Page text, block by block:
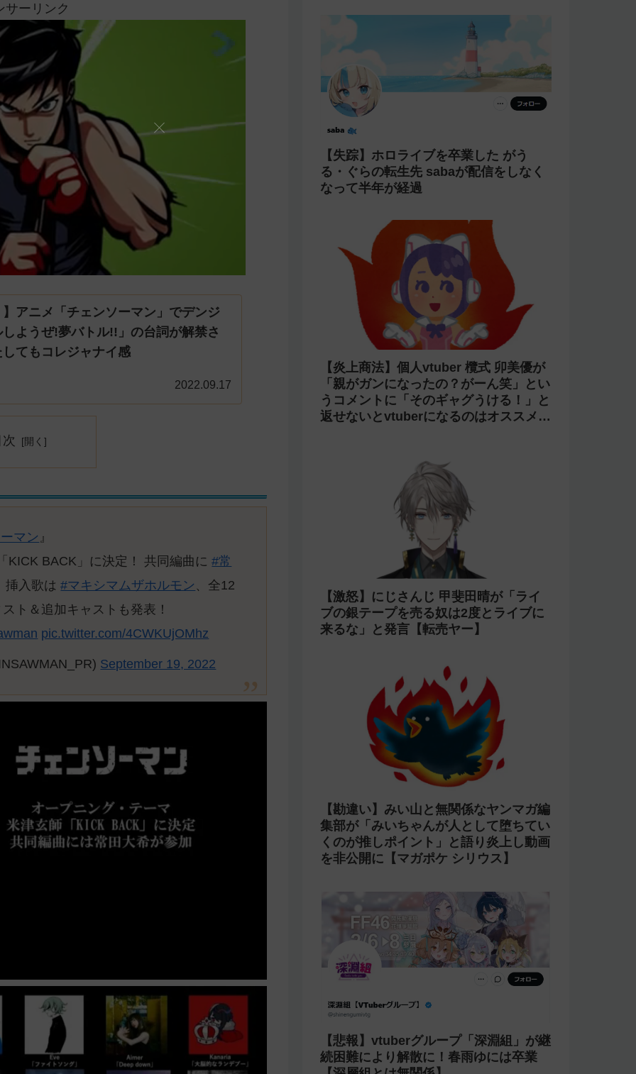
サーリンク
アニメ「チェンソーマン」でデンジ
ようぜ!夢バトル!!」の台詞が解禁さ
てもコレジャナイ感
2022.09.17
マン 』
KICK BACK」に決定！ 共同編曲に#常
挿入歌は#マキシマムザホルモン 、全12
ト＆追加キャストも発表！
pic.twitter.com/4CWKUjOMhz
September 19, 2022
【炎上】にじさんじ 緑仙が「vtuberで
歌ってる人見たこと無いという理由だけ
で埋もれてる名曲がある」という生成AI
の文章を投稿し叩かれる
【光害】ホロライブ「桃鈴ねね」のライ
ブで改造ペンライトを使う迷惑客が話題
に→「さくらみこ」ライブで禁止に【法
的措置】
【失踪】ホロライブを卒業した がう
る・ぐらの転生先 sabaが配信をしなく
なって半年が経過
「親がガンになったの？がーん笑」とい
うコメントに「そのギャグうける！」と
返せないとvtuberになるのはオススメし
ないと投稿し叩かれる
【激怒】にじさんじ 甲斐田晴が「ライ
ブの銀テープを売る奴は2度とライブに
来るな」と発言【転売ヤー】